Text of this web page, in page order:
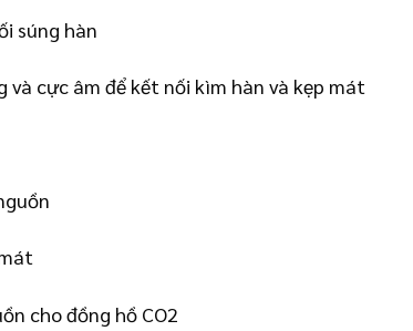
súng hàn
và cực âm để kết nối kìm hàn và kẹp mát
cho đồng hồ CO2